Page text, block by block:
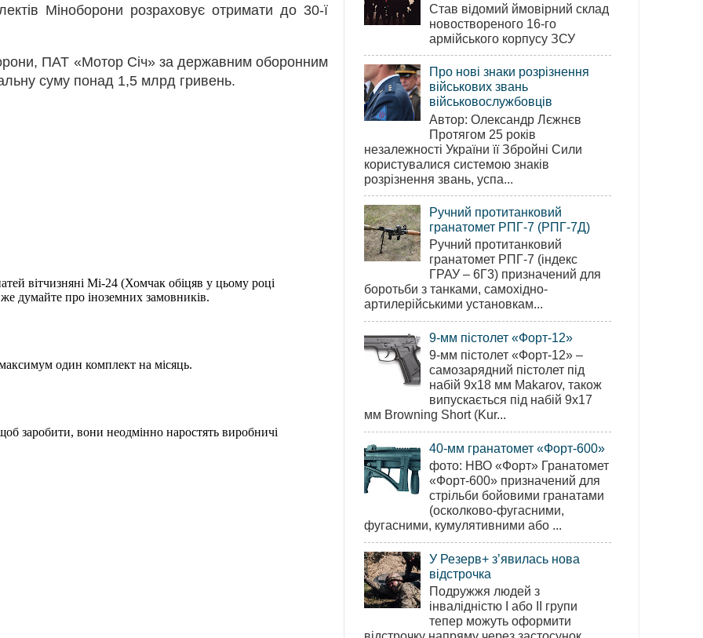
Міноборони розраховує отримати до 30-ї
ПАТ «Мотор Січ» за державним оборонним
суму понад 1,5 млрд гривень.
Став відомий ймовірний склад
новоствореного 16-го
армійського корпусу ЗСУ
Про нові знаки розрізнення
військових звань
військовослужбовців
Автор: Олександр Лєжнєв
Протягом 25 років
незалежності України її Збройні Сили
користувалися системою знаків
розрізнення звань, успа...
Ручний протитанковий
гранатомет РПГ-7 (РПГ-7Д)
Ручний протитанковий
гранатомет РПГ-7 (індекс
ГРАУ – 6Г3) призначений для
боротьби з танками, самохідно-
артилерійськими установкам...
9-мм пістолет «Форт-12»
9-мм пістолет «Форт-12» –
самозарядний пістолет під
набій 9х18 мм Makarov, також
випускається під набій 9х17
мм Browning Short (Kur...
40-мм гранатомет «Форт-600»
фото: НВО «Форт» Гранатомет
«Форт-600» призначений для
стрільби бойовими гранатами
(осколково-фугасними,
фугасними, кумулятивними або ...
У Резерв+ з’явилась нова
відстрочка
Подружжя людей з
інвалідністю І або ІІ групи
тепер можуть оформити